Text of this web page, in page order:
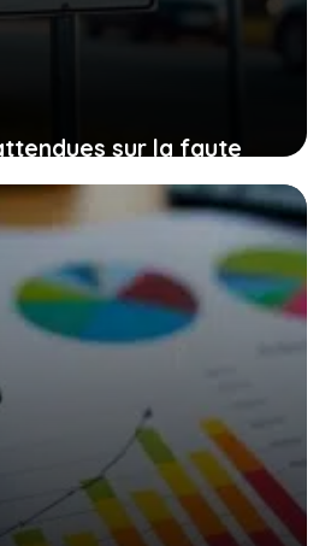
sur la faute
possibilité d’avoir son
tout